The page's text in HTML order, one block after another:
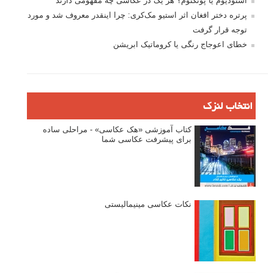
پرتره دختر افغان اثر استیو مک‌کری: چرا اینقدر معروف شد و مورد
توجه قرار گرفت
خطای اعوجاج رنگی یا کروماتیک ابریشن
انتخاب لنزک
کتاب آموزشی «هک عکاسی» - مراحلی ساده
برای پیشرفت عکاسی شما
نکات عکاسی مینیمالیستی